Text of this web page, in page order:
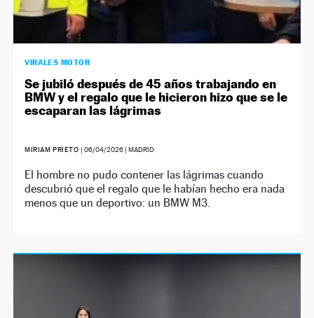
VIRALES MOTOR
Se jubiló después de 45 años trabajando en
BMW y el regalo que le hicieron hizo que se le
escaparan las lágrimas
MIRIAM PRIETO |06/04/2026 | MADRID
El hombre no pudo contener las lágrimas cuando
descubrió que el regalo que le habían hecho era nada
menos que un deportivo: un BMW M3.